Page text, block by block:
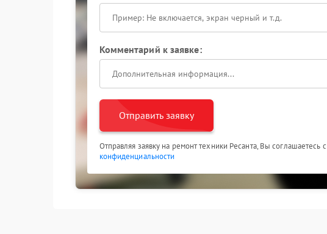
Комментарий к заявке:
Отправить заявку
Отправляя заявку на ремонт техники Ресанта, Вы соглашаетесь с
конфиденциальности